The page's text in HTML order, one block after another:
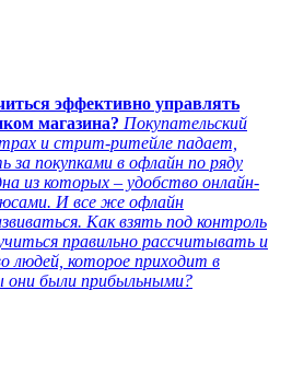
эффективно управлять
магазина? Покупательский
и стрит-ритейле падает,
покупками в офлайн по ряду
из которых – удобство онлайн-
И все же офлайн
Как взять под контроль
правильно рассчитывать и
людей, которое приходит в
были прибыльными?